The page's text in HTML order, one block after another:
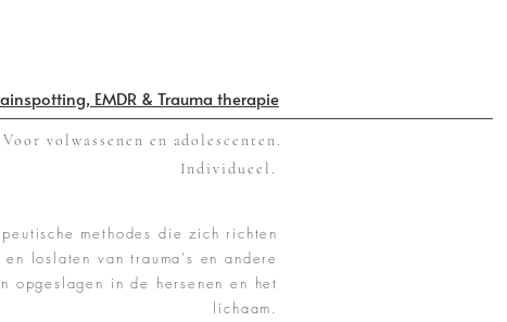
EMDR & Trauma therapie
Voor volwassenen en adolescenten.
Individueel.
methodes die zich richten
loslaten van trauma's en andere
opgeslagen in de hersenen en het
lichaam.